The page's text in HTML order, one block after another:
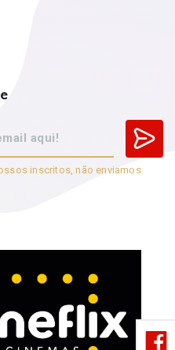
inscritos, não enviamos